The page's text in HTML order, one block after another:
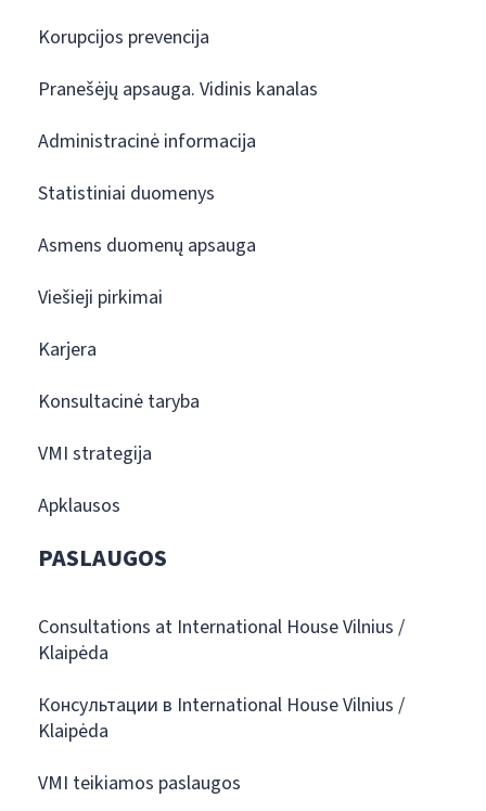
Korupcijos prevencija
Pranešėjų apsauga. Vidinis kanalas
Administracinė informacija
Statistiniai duomenys
Asmens duomenų apsauga
Viešieji pirkimai
Karjera
Konsultacinė taryba
VMI strategija
Apklausos
PASLAUGOS
Consultations at International House Vilnius /
Klaipėda
Консультации в International House Vilnius /
Klaipėda
VMI teikiamos paslaugos